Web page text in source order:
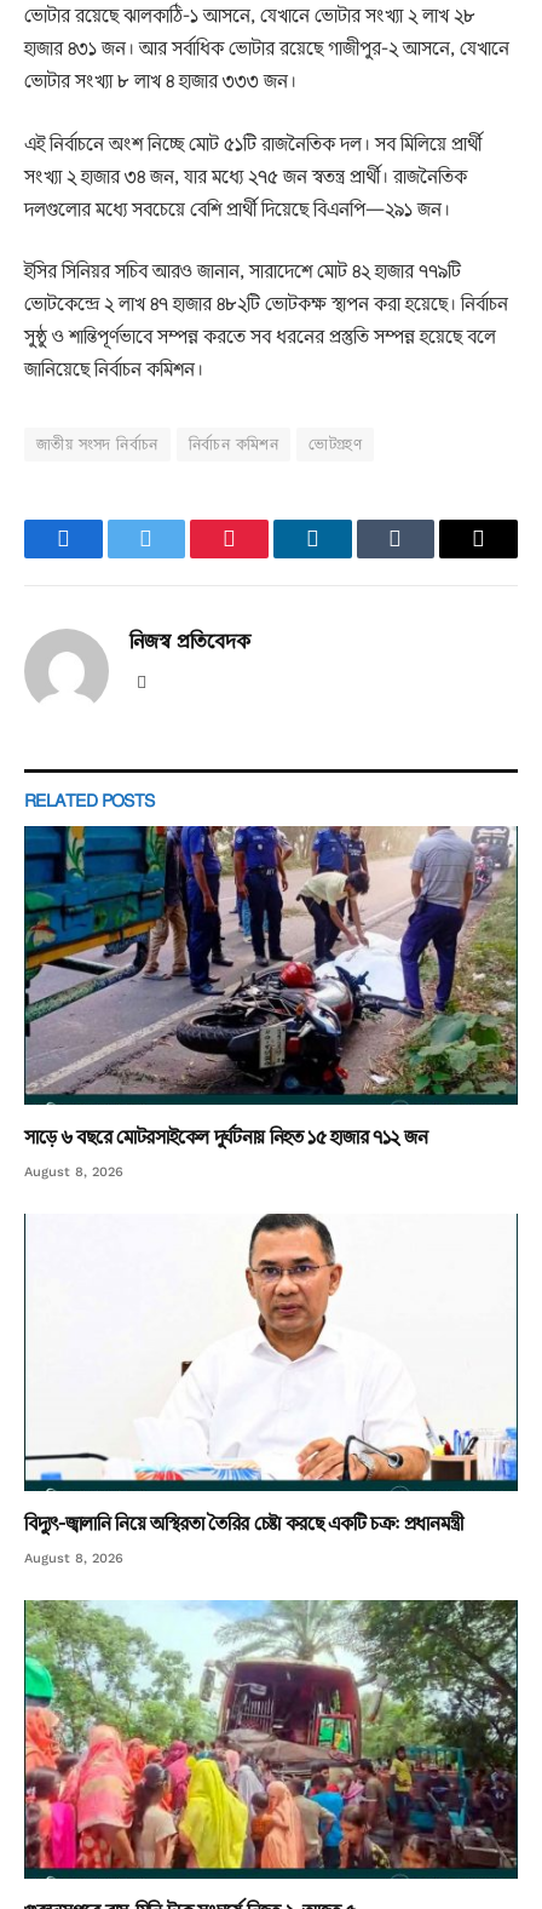
ভোটার রয়েছে ঝালকাঠি-১ আসনে, যেখানে ভোটার সংখ্যা ২ লাখ ২৮
হাজার ৪৩১ জন। আর সর্বাধিক ভোটার রয়েছে গাজীপুর-২ আসনে, যেখানে
ভোটার সংখ্যা ৮ লাখ ৪ হাজার ৩৩৩ জন।
এই নির্বাচনে অংশ নিচ্ছে মোট ৫১টি রাজনৈতিক দল। সব মিলিয়ে প্রার্থী
সংখ্যা ২ হাজার ৩৪ জন, যার মধ্যে ২৭৫ জন স্বতন্ত্র প্রার্থী। রাজনৈতিক
দলগুলোর মধ্যে সবচেয়ে বেশি প্রার্থী দিয়েছে বিএনপি—২৯১ জন।
ইসির সিনিয়র সচিব আরও জানান, সারাদেশে মোট ৪২ হাজার ৭৭৯টি
ভোটকেন্দ্রে ২ লাখ ৪৭ হাজার ৪৮২টি ভোটকক্ষ স্থাপন করা হয়েছে। নির্বাচন
সুষ্ঠু ও শান্তিপূর্ণভাবে সম্পন্ন করতে সব ধরনের প্রস্তুতি সম্পন্ন হয়েছে বলে
জানিয়েছে নির্বাচন কমিশন।
জাতীয় সংসদ নির্বাচন নির্বাচন কমিশন ভোটগ্রহণ
FacebookTwitter PinterestLinkedInTumblr Email
নিজস্ব প্রতিবেদক
RELATED POSTS
সাড়ে ৬ বছরে মোটরসাইকেল দুর্ঘটনায় নিহত ১৫ হাজার ৭১২ জন
August 8, 2026
বিদ্যুৎ-জ্বালানি নিয়ে অস্থিরতা তৈরির চেষ্টা করছে একটি চক্র: প্রধানমন্ত্রী
August 8, 2026